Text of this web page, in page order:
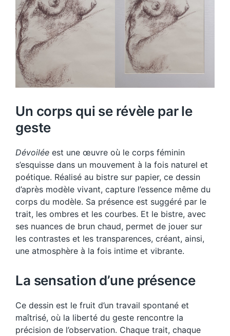
Un corps qui se révèle par le
geste
Dévoilée est une œuvre où le corps féminin
s’esquisse dans un mouvement à la fois naturel et
poétique. Réalisé au bistre sur papier, ce dessin
d’après modèle vivant, capture l’essence même du
corps du modèle. Sa présence est suggéré par le
trait, les ombres et les courbes. Et le bistre, avec
ses nuances de brun chaud, permet de jouer sur
les contrastes et les transparences, créant, ainsi,
une atmosphère à la fois intime et vibrante.
La sensation d’une présence
Ce dessin est le fruit d’un travail spontané et
maîtrisé, où la liberté du geste rencontre la
précision de l’observation. Chaque trait, chaque